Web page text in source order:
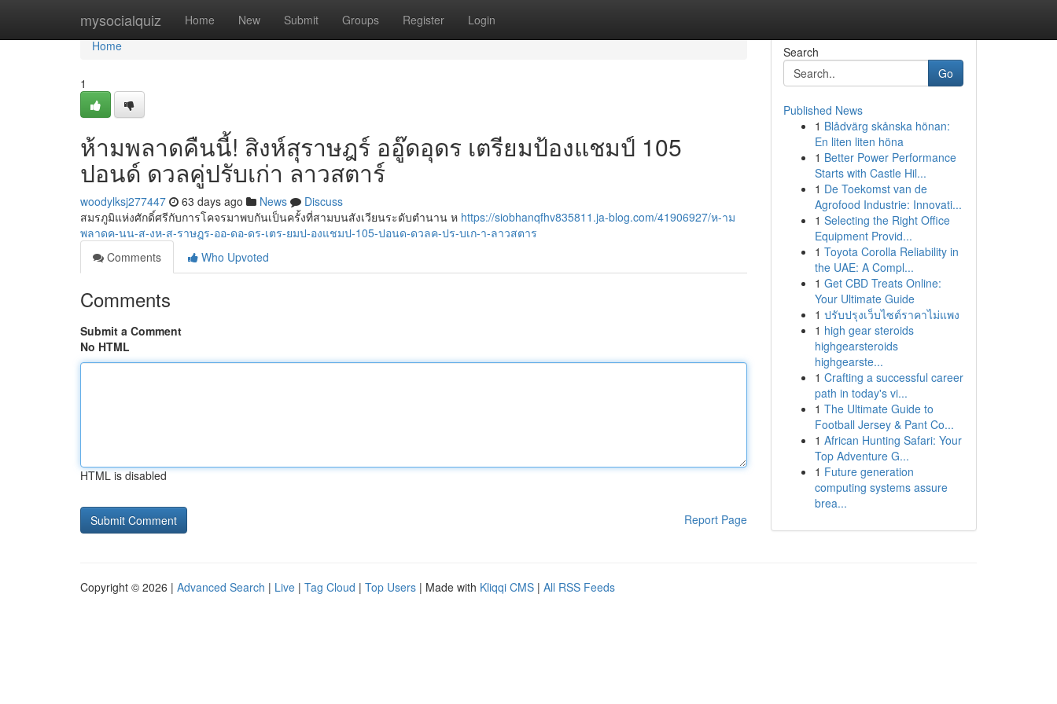
mysocialquiz Home New Submit Groups Register Login
Home
Home
1
ห้ามพลาดคืนนี้! สิงห์สุราษฎร์ ออู๊ดอุดร เตรียมป้องแชมป์ 105
ปอนด์ ดวลคู่ปรับเก่า ลาวสตาร์
woodylksj277447 63 days ago News
Discuss
สมรภูมิแห่งศักดิ์ศรีกับการโคจรมาพบกันเป็นครั้งที่สามบนสังเวียนระดับตำนาน ห https://siobhanqfhv835811.ja-blog.com/41906927/ห-าม
พลาดค-นน-ส-งห-ส-ราษฎร-ออ-ดอ-ดร-เตร-ยมป-องแชมป-105-ปอนด-ดวลค-ปร-บเก-า-ลาวสตาร
Comments
Who Upvoted
Comments
Submit a Comment
No HTML
HTML is disabled
Report Page
Search
Go
Published News
1 Blådvärg skånska hönan:
En liten liten höna
1 Better Power Performance
Starts with Castle Hil...
1 De Toekomst van de
Agrofood Industrie: Innovati...
1 Selecting the Right Office
Equipment Provid...
1 Toyota Corolla Reliability in
the UAE: A Compl...
1 Get CBD Treats Online:
Your Ultimate Guide
1 ปรับปรุงเว็บไซต์ราคาไม่แพง
1 high gear steroids
highgearsteroids
highgearste...
1 Crafting a successful career
path in today's vi...
1 The Ultimate Guide to
Football Jersey & Pant Co...
1 African Hunting Safari: Your
Top Adventure G...
1 Future generation
computing systems assure
brea...
Copyright © 2026 | Advanced Search | Live | Tag Cloud | Top Users | Made with Kliqqi CMS | All RSS Feeds